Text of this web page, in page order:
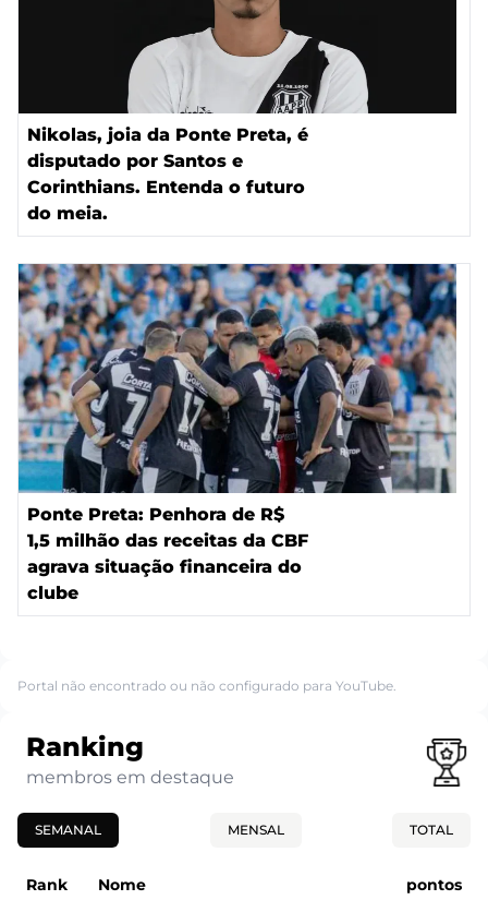
Nikolas, joia da Ponte Preta, é
disputado por Santos e
Corinthians. Entenda o futuro
do meia.
Ponte Preta: Penhora de R$
1,5 milhão das receitas da CBF
agrava situação financeira do
clube
Portal não encontrado ou não configurado para YouTube.
Ranking
membros em destaque
SEMANAL MENSAL TOTAL
Rank Nome pontos